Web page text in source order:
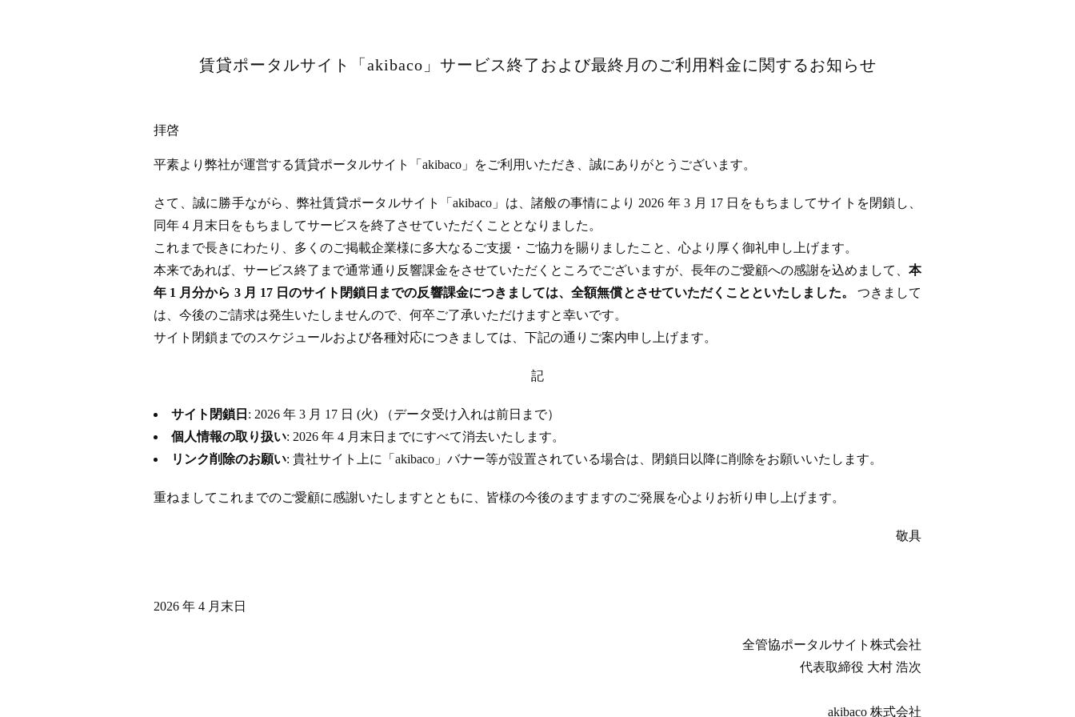
賃貸ポータルサイト「akibaco」サービス終了および最終月のご利用料金に関するお知らせ
拝啓
平素より弊社が運営する賃貸ポータルサイト「akibaco」をご利用いただき、誠にありがとうございます。
さて、誠に勝手ながら、弊社賃貸ポータルサイト「akibaco」は、諸般の事情により 2026 年 3 月 17 日をもちましてサイトを閉鎖し、
同年 4 月末日をもちましてサービスを終了させていただくこととなりました。
これまで長きにわたり、多くのご掲載企業様に多大なるご支援・ご協力を賜りましたこと、心より厚く御礼申し上げます。
本来であれば、サービス終了まで通常通り反響課金をさせていただくところでございますが、長年のご愛顧への感謝を込めまして、 本
年 1 月分から 3 月 17 日のサイト閉鎖日までの反響課金につきましては、全額無償とさせていただくことといたしました。 つきまして
は、今後のご請求は発生いたしませんので、何卒ご了承いただけますと幸いです。
サイト閉鎖までのスケジュールおよび各種対応につきましては、下記の通りご案内申し上げます。
記
サイト閉鎖日 : 2026 年 3 月 17 日 (火) （データ受け入れは前日まで）
個人情報の取り扱い: 2026 年 4 月末日までにすべて消去いたします。
リンク削除のお願い: 貴社サイト上に「akibaco」バナー等が設置されている場合は、閉鎖日以降に削除をお願いいたします。
重ねましてこれまでのご愛顧に感謝いたしますとともに、皆様の今後のますますのご発展を心よりお祈り申し上げます。
敬具
2026 年 4 月末日
全管協ポータルサイト株式会社
代表取締役 大村 浩次
akibaco 株式会社